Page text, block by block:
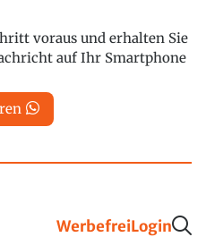
voraus und erhalten Sie
auf Ihr Smartphone
WerbefreiLogin